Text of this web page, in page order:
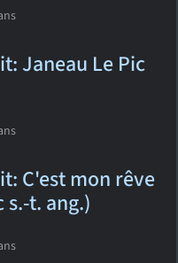
Janeau Le Pic
C'est mon rêve
s.-t. ang.)